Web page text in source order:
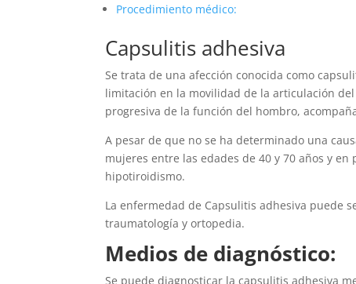
Procedimiento médico:
Capsulitis adhesiva
Se trata de una afección conocida como
limitación en la movilidad de la articulación
progresiva de la función del hombro,
A pesar de que no se ha determinado una
mujeres entre las edades de 40 y 70 años y
hipotiroidismo.
La enfermedad de Capsulitis adhesiva puede
traumatología y ortopedia.
Medios de diagnóstico:
Se puede diagnosticar la capsulitis adhesiva